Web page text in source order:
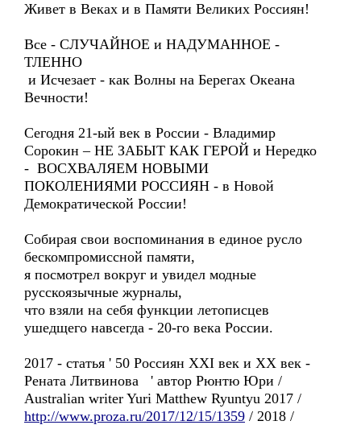
Живет в Веках и в Памяти Великих Россиян!
Все - СЛУЧАЙНОЕ и НАДУМАННОЕ -
ТЛЕННО
и Исчезает - как Волны на Берегах Океана
Вечности!
Сегодня 21-ый век в России - Владимир
Сорокин – НЕ ЗАБЫТ КАК ГЕРОЙ и Нередко
- ВОСХВАЛЯЕМ НОВЫМИ
ПОКОЛЕНИЯМИ РОССИЯН - в Новой
Демократической России!
Собирая свои воспоминания в единое русло
бескомпромиссной памяти,
я посмотрел вокруг и увидел модные
русскоязычные журналы,
что взяли на себя функции летописцев
ушедщего навсегда - 20-го века России.
2017 - статья ' 50 Россиян XXI век и XX век -
Рената Литвинова ' автор Рюнтю Юри /
Australian writer Yuri Matthew Ryuntyu 2017 /
http://www.proza.ru/2017/12/15/1359 / 2018 /